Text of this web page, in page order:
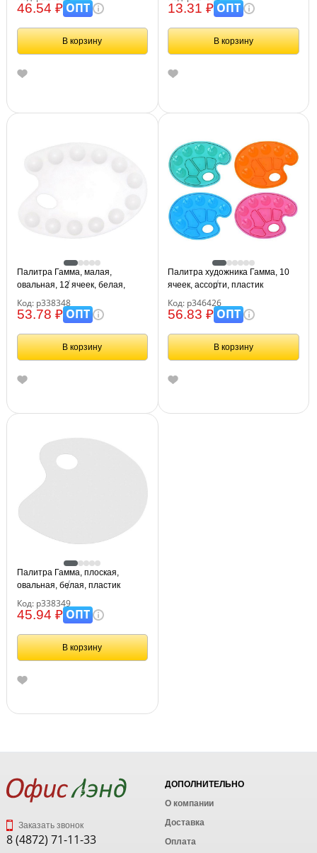
46.54 ₽ОПТ
В корзину
13.31 ₽ОПТ
В корзину
Палитра Гамма, малая,
овальная, 12 ячеек, белая,
Код: р338348
53.78 ₽ОПТ
В корзину
Палитра художника Гамма, 10
ячеек, ассорти, пластик
Код: р346426
56.83 ₽ОПТ
В корзину
Палитра Гамма, плоская,
овальная, белая, пластик
Код: р338349
45.94 ₽ОПТ
В корзину
Заказать звонок
8 (4872) 71-11-33
ДОПОЛНИТЕЛЬНО
О компании
Доставка
Оплата